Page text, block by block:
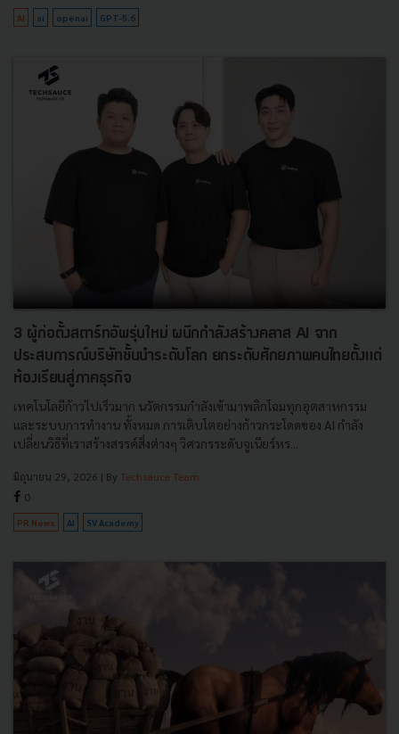
AI ai openai GPT-5.6
3 ผู้ก่อตั้งสตาร์ทอัพรุ่นใหม่ ผนึกกำลังสร้างคลาส AI จาก
ประสบการณ์บริษัทชั้นนำระดับโลก ยกระดับศักยภาพคนไทยตั้งแต่
ห้องเรียนสู่ภาคธุรกิจ
เทคโนโลยีก้าวไปเร็วมาก นวัตกรรมกำลังเข้ามาพลิกโฉมทุกอุตสาหกรรม
และระบบการทำงาน ทั้งหมด การเติบโตอย่างก้าวกระโดดของ AI กำลัง
เปลี่ยนวิธีที่เราสร้างสรรค์สิ่งต่างๆ วิศวกรระดับจูเนียร์หร...
มิถุนายน 29, 2026 | By Techsauce Team
0
PR News AI SV Academy